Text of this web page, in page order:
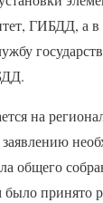
ГИБДД, а в
на
общего
было принято